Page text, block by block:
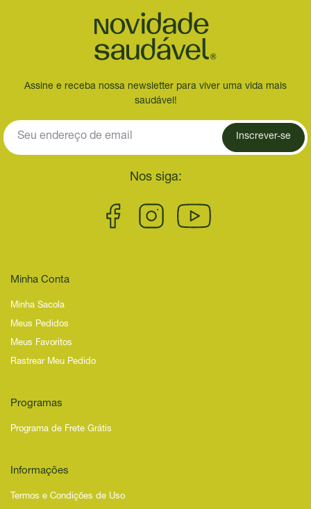
Assine e receba nossa newsletter para viver uma vida mais
saudável!
Inscrever-se
Nos siga:
Minha Conta
Minha Sacola
Meus Pedidos
Meus Favoritos
Rastrear Meu Pedido
Programas
Programa de Frete Grátis
Informações
Termos e Condições de Uso